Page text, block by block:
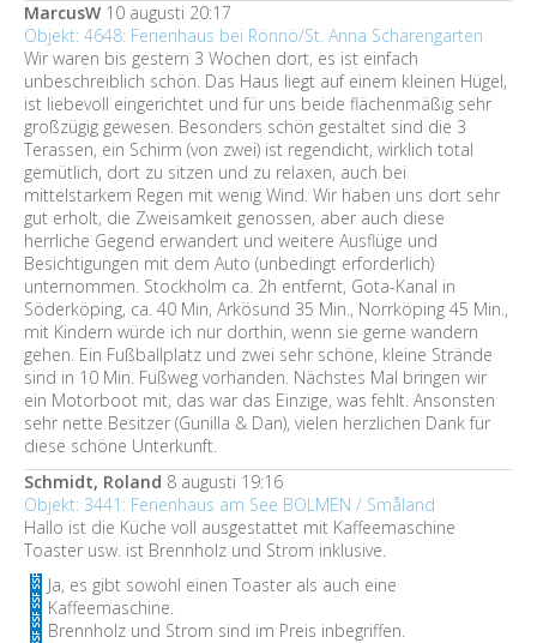
MarcusW 10 augusti 20:17
Objekt: 4648: Ferienhaus bei Rönnö/St. Anna Schärengarten
Wir waren bis gestern 3 Wochen dort, es ist einfach
unbeschreiblich schön. Das Haus liegt auf einem kleinen Hügel,
ist liebevoll eingerichtet und für uns beide flächenmäßig sehr
großzügig gewesen. Besonders schön gestaltet sind die 3
Terassen, ein Schirm (von zwei) ist regendicht, wirklich total
gemütlich, dort zu sitzen und zu relaxen, auch bei
mittelstarkem Regen mit wenig Wind. Wir haben uns dort sehr
gut erholt, die Zweisamkeit genossen, aber auch diese
herrliche Gegend erwandert und weitere Ausflüge und
Besichtigungen mit dem Auto (unbedingt erforderlich)
unternommen. Stockholm ca. 2h entfernt, Gota-Kanal in
Söderköping, ca. 40 Min, Arkösund 35 Min., Norrköping 45 Min.,
mit Kindern würde ich nur dorthin, wenn sie gerne wandern
gehen. Ein Fußballplatz und zwei sehr schöne, kleine Strände
sind in 10 Min. Fußweg vorhanden. Nächstes Mal bringen wir
ein Motorboot mit, das war das Einzige, was fehlt. Ansonsten
sehr nette Besitzer (Gunilla & Dan), vielen herzlichen Dank für
diese schöne Unterkunft.
Schmidt, Roland 8 augusti 19:16
Objekt: 3441: Ferienhaus am See BOLMEN / Småland
Hallo ist die Küche voll ausgestattet mit Kaffeemaschine
Toaster usw. ist Brennholz und Strom inklusive.
Ja, es gibt sowohl einen Toaster als auch eine
Kaffeemaschine.
Brennholz und Strom sind im Preis inbegriffen.